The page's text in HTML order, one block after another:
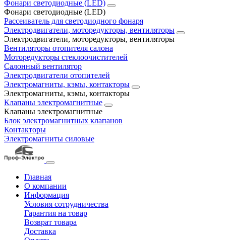
Фонари светодиодные (LED)
Фонари светодиодные (LED)
Рассеиватель для светодиодного фонаря
Электродвигатели, моторедукторы, вентиляторы
Электродвигатели, моторедукторы, вентиляторы
Вентиляторы отопителя салона
Моторедукторы стеклоочистителей
Салонный вентилятор
Электродвигатели отопителей
Электромагниты, кэмы, контакторы
Электромагниты, кэмы, контакторы
Клапаны электромагнитные
Клапаны электромагнитные
Блок электромагнитных клапанов
Контакторы
Электромагниты силовые
Главная
О компании
Информация
Условия сотрудничества
Гарантия на товар
Возврат товара
Доставка